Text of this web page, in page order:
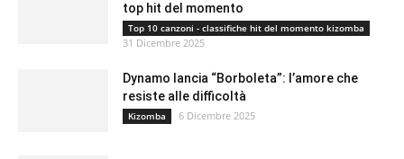
top hit del momento
Top 10 canzoni - classifiche hit del momento kizomba
31 Dicembre 2025
Dynamo lancia “Borboleta”: l’amore che
resiste alle difficoltà
Kizomba 6 Dicembre 2025